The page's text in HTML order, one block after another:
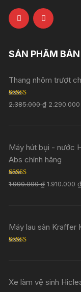
SẢN PHẨM
Thang nhôm trượt
Rated 5.00
out of 5
2.385.000₫
Máy hút bụi - nước
Abs chính hãng
Rated 5.00
out of 5
1.990.000₫ 1.910.000₫
Máy lau sàn Kraffer
Xe làm vệ sinh